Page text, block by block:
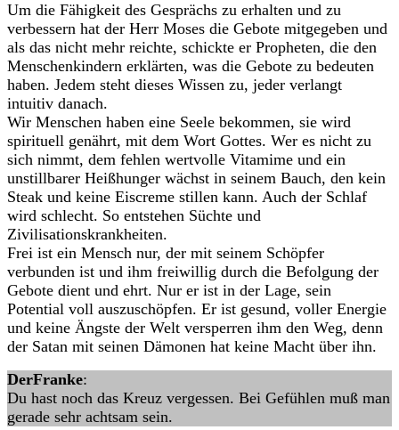
Um die Fähigkeit des Gesprächs zu erhalten und zu
verbessern hat der Herr Moses die Gebote mitgegeben und
als das nicht mehr reichte, schickte er Propheten, die den
Menschenkindern erklärten, was die Gebote zu bedeuten
haben. Jedem steht dieses Wissen zu, jeder verlangt
intuitiv danach.
Wir Menschen haben eine Seele bekommen, sie wird
spirituell genährt, mit dem Wort Gottes. Wer es nicht zu
sich nimmt, dem fehlen wertvolle Vitamime und ein
unstillbarer Heißhunger wächst in seinem Bauch, den kein
Steak und keine Eiscreme stillen kann. Auch der Schlaf
wird schlecht. So entstehen Süchte und
Zivilisationskrankheiten.
Frei ist ein Mensch nur, der mit seinem Schöpfer
verbunden ist und ihm freiwillig durch die Befolgung der
Gebote dient und ehrt. Nur er ist in der Lage, sein
Potential voll auszuschöpfen. Er ist gesund, voller Energie
und keine Ängste der Welt versperren ihm den Weg, denn
der Satan mit seinen Dämonen hat keine Macht über ihn.
DerFranke:
Du hast noch das Kreuz vergessen. Bei Gefühlen muß man
gerade sehr achtsam sein.